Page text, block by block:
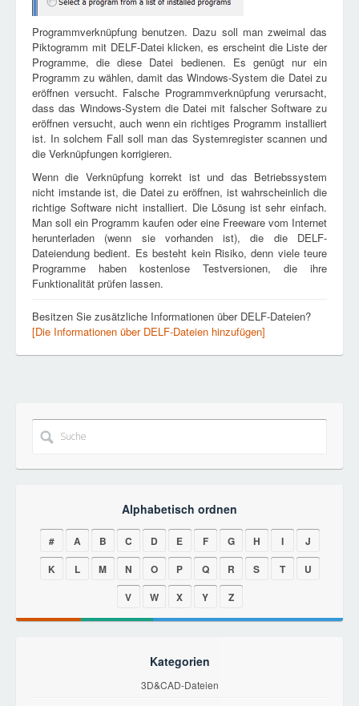
Programmverknüpfung benutzen. Dazu soll man zweimal das
Piktogramm mit DELF-Datei klicken, es erscheint die Liste der
Programme, die diese Datei bedienen. Es genügt nur ein
Programm zu wählen, damit das Windows-System die Datei zu
eröffnen versucht. Falsche Programmverknüpfung verursacht,
dass das Windows-System die Datei mit falscher Software zu
eröffnen versucht, auch wenn ein richtiges Programm installiert
ist. In solchem Fall soll man das Systemregister scannen und
die Verknüpfungen korrigieren.
Wenn die Verknüpfung korrekt ist und das Betriebssystem
nicht imstande ist, die Datei zu eröffnen, ist wahrscheinlich die
richtige Software nicht installiert. Die Lösung ist sehr einfach.
Man soll ein Programm kaufen oder eine Freeware vom Internet
herunterladen (wenn sie vorhanden ist), die die DELF-
Dateiendung bedient. Es besteht kein Risiko, denn viele teure
Programme haben kostenlose Testversionen, die ihre
Funktionalität prüfen lassen.
Besitzen Sie zusätzliche Informationen über DELF-Dateien?
[Die Informationen über DELF-Dateien hinzufügen]
Alphabetisch ordnen
# A B C D E F G H I
J
K
L M N O P Q R S T
U
V
W X Y Z
Kategorien
3D&CAD-Dateien